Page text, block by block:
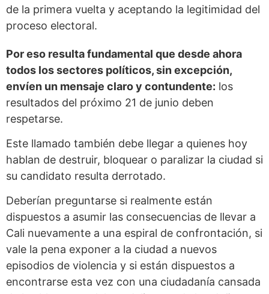
de la primera vuelta y aceptando la legitimidad del
proceso electoral.
Por eso resulta fundamental que desde ahora
todos los sectores políticos, sin excepción,
envíen un mensaje claro y contundente: los
resultados del próximo 21 de junio deben
respetarse.
Este llamado también debe llegar a quienes hoy
hablan de destruir, bloquear o paralizar la ciudad si
su candidato resulta derrotado.
Deberían preguntarse si realmente están
dispuestos a asumir las consecuencias de llevar a
Cali nuevamente a una espiral de confrontación, si
vale la pena exponer a la ciudad a nuevos
episodios de violencia y si están dispuestos a
encontrarse esta vez con una ciudadanía cansada